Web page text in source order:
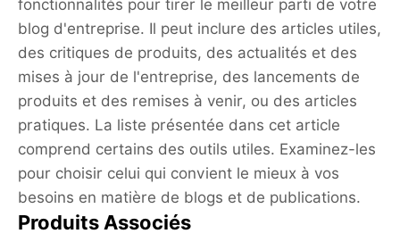
fonctionnalités pour tirer le meilleur parti de votre
blog d'entreprise. Il peut inclure des articles utiles,
des critiques de produits, des actualités et des
mises à jour de l'entreprise, des lancements de
produits et des remises à venir, ou des articles
pratiques. La liste présentée dans cet article
comprend certains des outils utiles. Examinez-les
pour choisir celui qui convient le mieux à vos
besoins en matière de blogs et de publications.
Produits Associés